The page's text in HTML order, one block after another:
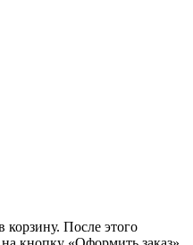
корзину. После этого